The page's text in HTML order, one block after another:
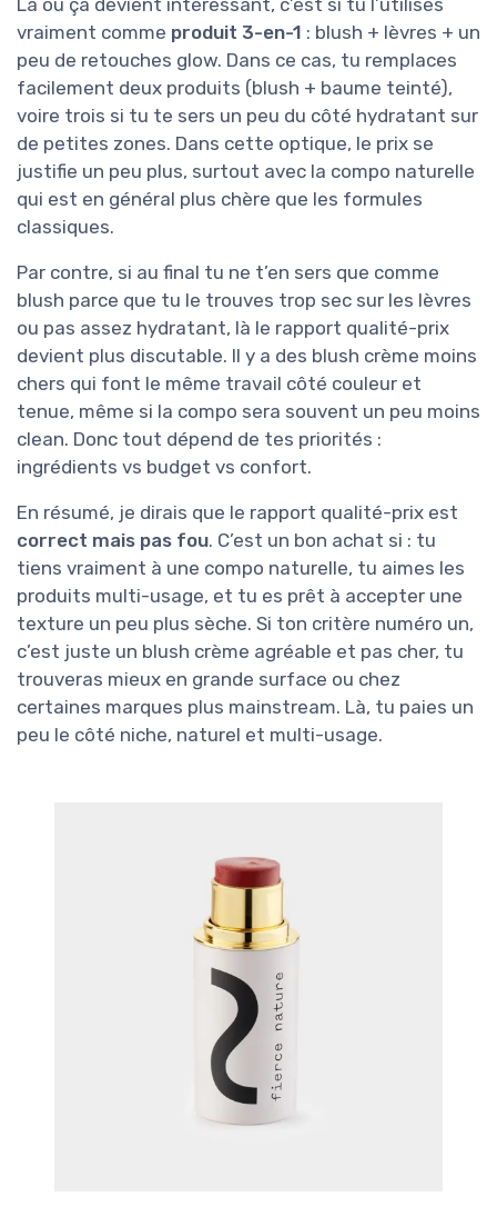
Là où ça devient intéressant, c’est si tu l’utilises
vraiment comme produit 3-en-1 : blush + lèvres + un
peu de retouches glow. Dans ce cas, tu remplaces
facilement deux produits (blush + baume teinté),
voire trois si tu te sers un peu du côté hydratant sur
de petites zones. Dans cette optique, le prix se
justifie un peu plus, surtout avec la compo naturelle
qui est en général plus chère que les formules
classiques.
Par contre, si au final tu ne t’en sers que comme
blush parce que tu le trouves trop sec sur les lèvres
ou pas assez hydratant, là le rapport qualité-prix
devient plus discutable. Il y a des blush crème moins
chers qui font le même travail côté couleur et
tenue, même si la compo sera souvent un peu moins
clean. Donc tout dépend de tes priorités :
ingrédients vs budget vs confort.
En résumé, je dirais que le rapport qualité-prix est
correct mais pas fou. C’est un bon achat si : tu
tiens vraiment à une compo naturelle, tu aimes les
produits multi-usage, et tu es prêt à accepter une
texture un peu plus sèche. Si ton critère numéro un,
c’est juste un blush crème agréable et pas cher, tu
trouveras mieux en grande surface ou chez
certaines marques plus mainstream. Là, tu paies un
peu le côté niche, naturel et multi-usage.